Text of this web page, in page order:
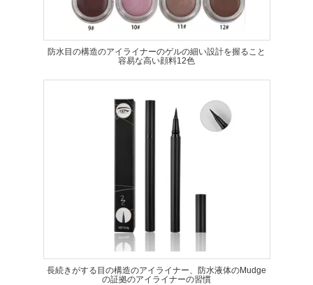
防水目の構造のアイライナーのゲルの細い設計を握ること
容易な高い顔料12色
長続きがする目の構造のアイライナー、防水液体のMudge
の証拠のアイライナーの習慣